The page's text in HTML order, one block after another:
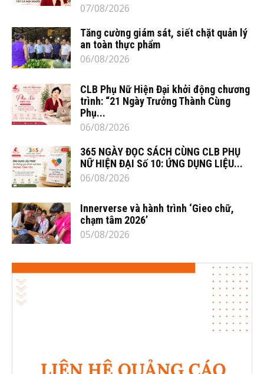
07/08/2026
Tăng cường giám sát, siết chặt quản lý
an toàn thực phẩm
06/08/2026
CLB Phụ Nữ Hiện Đại khởi động chương
trình: “21 Ngày Trưởng Thành Cùng
Phụ...
06/08/2026
365 NGÀY ĐỌC SÁCH CÙNG CLB PHỤ
NỮ HIỆN ĐẠI Số 10: ỨNG DỤNG LIỆU...
06/08/2026
Innerverse và hành trình ‘Gieo chữ,
chạm tâm 2026’
05/08/2026